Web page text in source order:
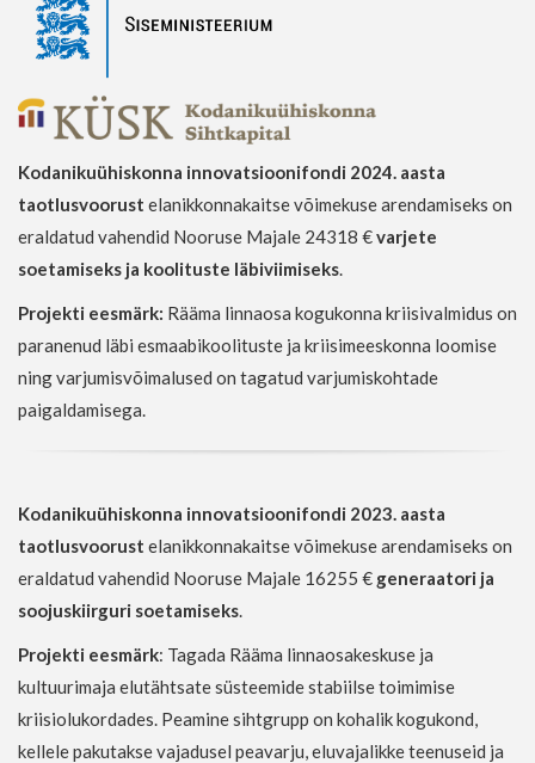
Kodanikuühiskonna innovatsioonifondi 2024. aasta
taotlusvoorust elanikkonnakaitse võimekuse arendamiseks on
eraldatud vahendid Nooruse Majale 24318 €varjete
soetamiseks ja koolituste läbiviimiseks.
Projekti eesmärk: Rääma linnaosa kogukonna kriisivalmidus on
paranenud läbi esmaabikoolituste ja kriisimeeskonna loomise
ning varjumisvõimalused on tagatud varjumiskohtade
paigaldamisega.
Kodanikuühiskonna innovatsioonifondi 2023. aasta
taotlusvoorust elanikkonnakaitse võimekuse arendamiseks on
eraldatud vahendid Nooruse Majale 16255 € generaatori ja
soojuskiirguri soetamiseks.
Projekti eesmärk: Tagada Rääma linnaosakeskuse ja
kultuurimaja elutähtsate süsteemide stabiilse toimimise
kriisiolukordades. Peamine sihtgrupp on kohalik kogukond,
kellele pakutakse vajadusel peavarju, eluvajalikke teenuseid ja